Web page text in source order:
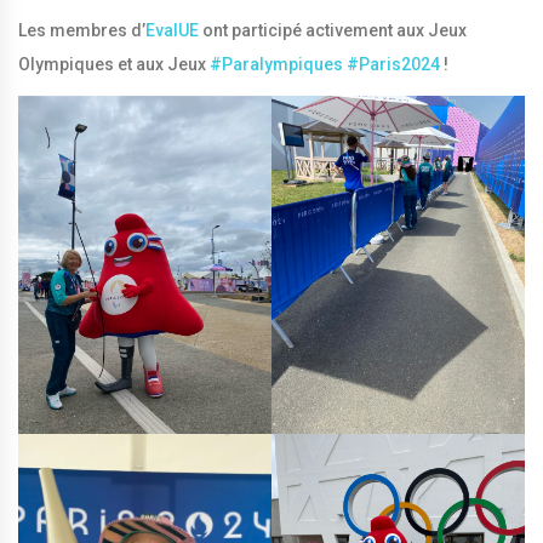
Les membres d’EvalUE ont participé activement aux Jeux
Olympiques et aux Jeux #Paralympiques #Paris2024 !